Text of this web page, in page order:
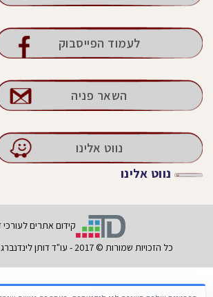
לעמוד הפייסבוק
השאר פניה
נווט אלינו
נווט אלינו
קידום אתרים לעורכי
כל הזכויות שמורות © 2017 - עו"ד דותן לינדנברג משרד עורכי דין